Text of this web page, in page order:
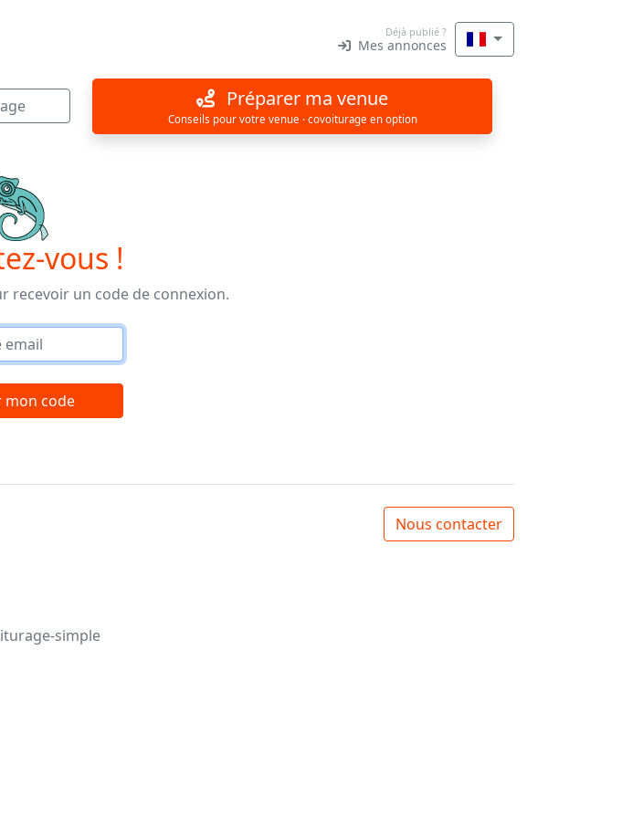
Déjà publié ?
Mes annonces
Préparer ma venue
Conseils pour votre venue · covoiturage en option
vous !
recevoir un code de connexion.
mon code
Nous contacter
simple